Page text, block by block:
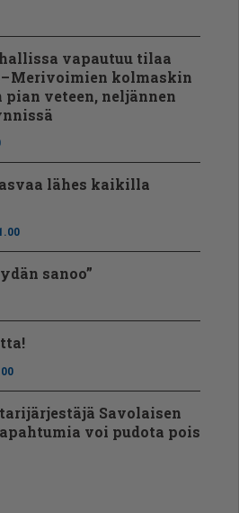
vapautuu tilaa
Merivoimien kolmaskin
veteen, neljännen
lähes kaikilla
sanoo”
Savolaisen
voi pudota pois